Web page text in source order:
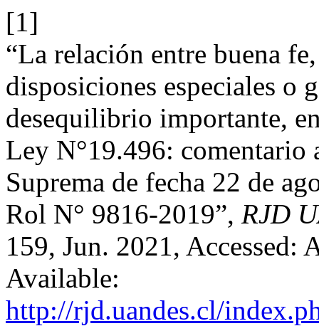
[1]
“La relación entre buena
disposiciones especiales o
desequilibrio importante,
Ley N°19.496: comentario
Suprema de fecha 22 de
Rol N° 9816-2019”, RJD
159, Jun. 2021,
Available:
http://rjd.uandes.cl/